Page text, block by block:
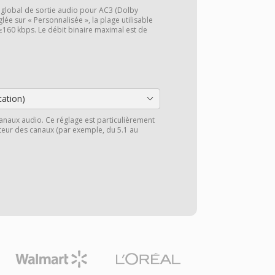
de sortie audio pour AC3 (Dolby
sur « Personnalisée », la plage utilisable
kbps. Le débit binaire maximal est de
audio. Ce réglage est particulièrement
des canaux (par exemple, du 5.1 au